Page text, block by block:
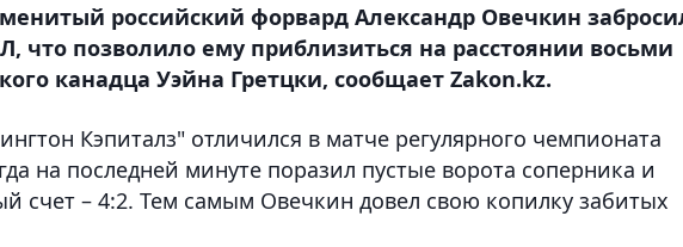
российский форвард Александр Овечкин
что позволило ему приблизиться на расстоянии восьми
канадца Уэйна Гретцки, сообщает Zakon.kz.
Кэпиталз" отличился в матче регулярного чемпионата
на последней минуте поразил пустые ворота соперника и
счет – 4:2. Тем самым Овечкин довел свою копилку забитых